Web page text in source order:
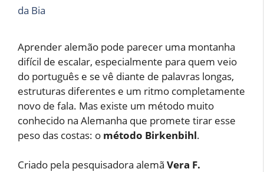
da Bia
Aprender alemão pode parecer uma montanha
difícil de escalar, especialmente para quem veio
do português e se vê diante de palavras longas,
estruturas diferentes e um ritmo completamente
novo de fala. Mas existe um método muito
conhecido na Alemanha que promete tirar esse
peso das costas: o método Birkenbihl.
Criado pela pesquisadora alemã Vera F.